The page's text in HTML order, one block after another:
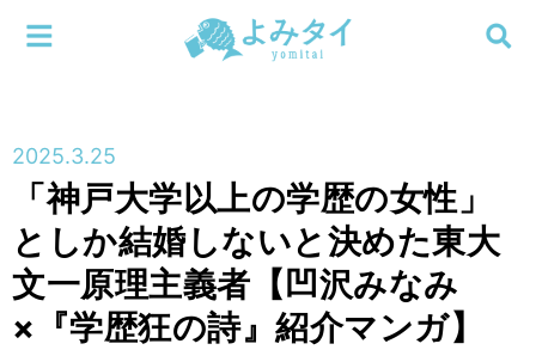
連載
新刊
検索する
メニューを閉じる
2025.3.25
「神戸大学以上の学歴の女性」
としか結婚しないと決めた東大
文一原理主義者【凹沢みなみ
×『学歴狂の詩』紹介マンガ】